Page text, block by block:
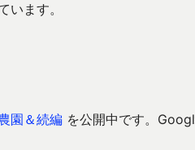
います。
園＆続編 を公開中です。